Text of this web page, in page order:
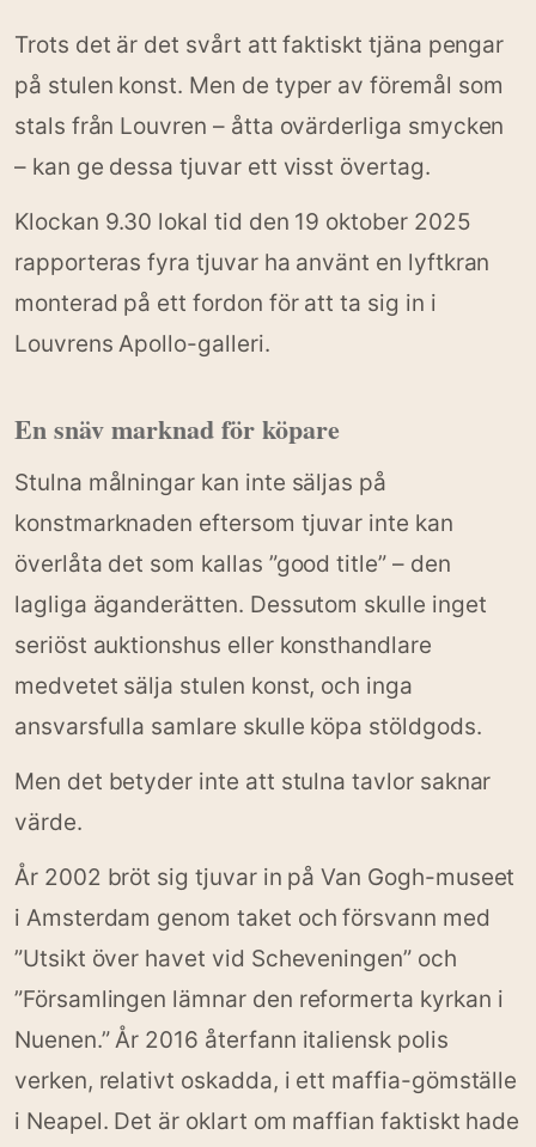
Trots det är det svårt att faktiskt tjäna pengar
på stulen konst. Men de typer av föremål som
stals från Louvren – åtta ovärderliga smycken
– kan ge dessa tjuvar ett visst övertag.
Klockan 9.30 lokal tid den 19 oktober 2025
rapporteras fyra tjuvar ha använt en lyftkran
monterad på ett fordon för att ta sig in i
Louvrens Apollo-galleri.
En snäv marknad för köpare
Stulna målningar kan inte säljas på
konstmarknaden eftersom tjuvar inte kan
överlåta det som kallas ”good title” – den
lagliga äganderätten. Dessutom skulle inget
seriöst auktionshus eller konsthandlare
medvetet sälja stulen konst, och inga
ansvarsfulla samlare skulle köpa stöldgods.
Men det betyder inte att stulna tavlor saknar
värde.
År 2002 bröt sig tjuvar in på Van Gogh-museet
i Amsterdam genom taket och försvann med
”Utsikt över havet vid Scheveningen” och
”Församlingen lämnar den reformerta kyrkan i
Nuenen.” År 2016 återfann italiensk polis
verken, relativt oskadda, i ett maffia-gömställe
i Neapel. Det är oklart om maffian faktiskt hade